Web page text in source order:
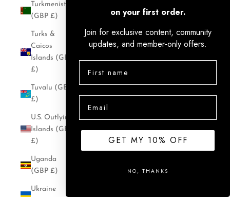
Turkmenistan
(GBP £)
Turks &
Caicos
Islands (GBP
£)
Tuvalu (GBP
£)
U.S. Outlying
Islands (GBP
£)
Uganda
(GBP £)
Ukraine
on your first order.
Join for exclusive content, community
updates, and member-only offers.
GET MY 10% OFF
NO, THANKS